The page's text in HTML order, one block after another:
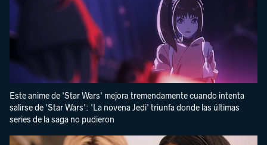
Este anime de 'Star Wars' mejora tremendamente cuando intenta
salirse de 'Star Wars': 'La novena Jedi' triunfa donde las últimas
series de la saga no pudieron